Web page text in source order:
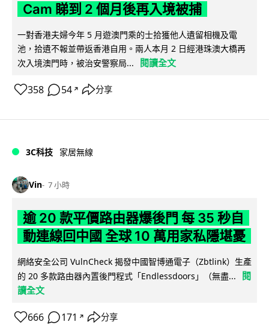
Cam 睇到 2 個月後再入境被捕
一對香港夫婦今年 5 月遊澳門乘的士拾獲他人遺留相機及電
池，拾遺不報並帶返香港自用。兩人本月 2 日經港珠澳大橋再
次入境澳門時，被治安警察局...
閱讀全文
358 54 ↗ 分享
3C科技 家居無線
Vin 7 小時
逾 20 款平價路由器爆後門 每 35 秒自
動連線回中國 全球 10 萬用家私隱堪憂
網絡安全公司 VulnCheck 揭發中國智博通電子（Zbtlink）生產
的 20 多款路由器內置後門程式「Endlessdoors」（無盡...
閱
讀全文
666 171 ↗ 分享